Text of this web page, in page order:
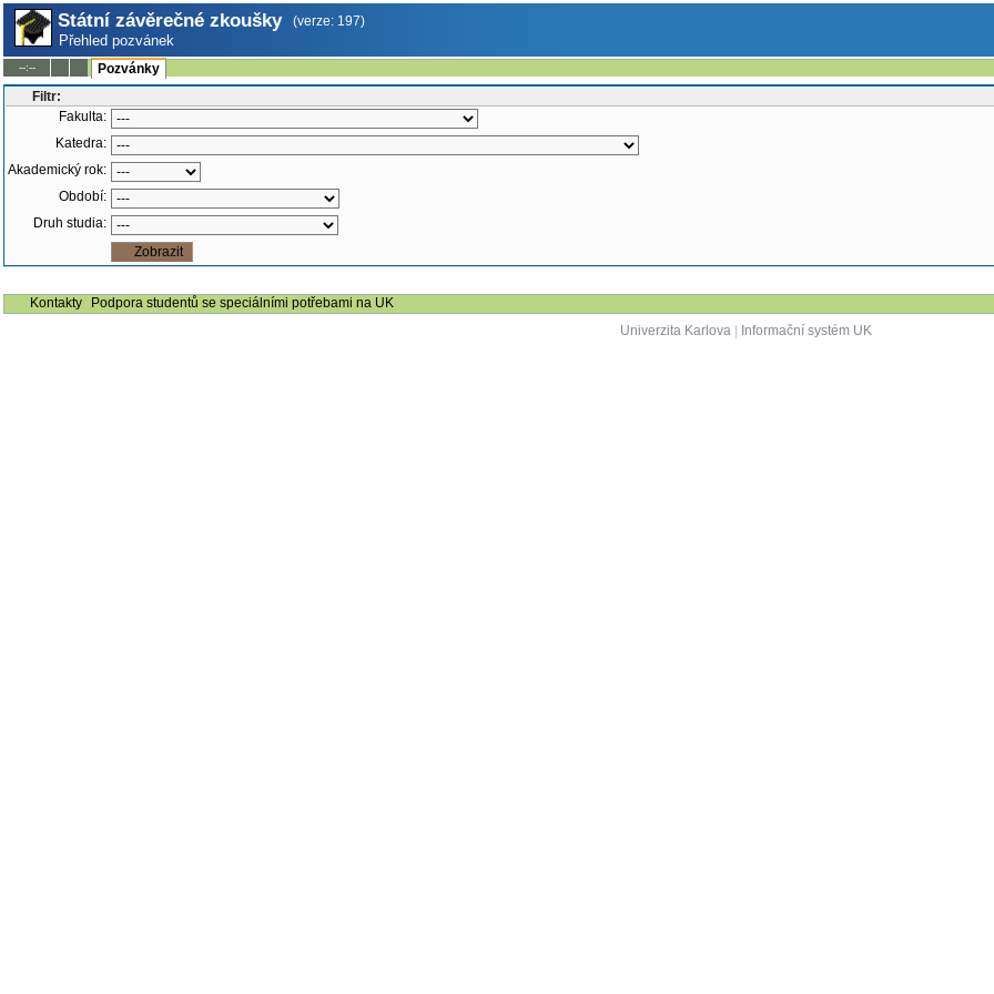
Státní závěrečné zkoušky (verze: 197)
Přehled pozvánek
--:--
Pozvánky
Filtr:
Fakulta:
Katedra:
Akademický rok:
Období:
Druh studia:
Kontakty
Podpora studentů se speciálními potřebami na UK
Univerzita Karlova| Informační systém UK